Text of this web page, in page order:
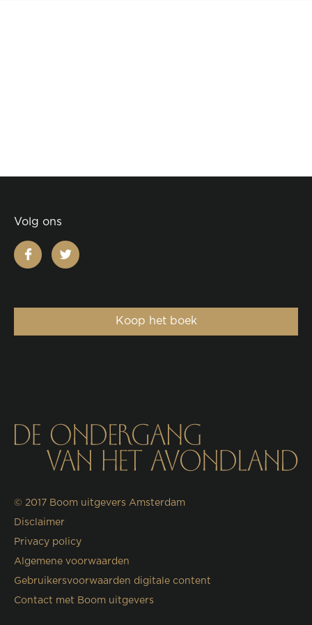
Volg ons
facebooktwitter
Koop het boek
© 2017 Boom uitgevers Amsterdam
Disclaimer
Privacy policy
Algemene voorwaarden
Gebruikersvoorwaarden digitale content
Contact met Boom uitgevers